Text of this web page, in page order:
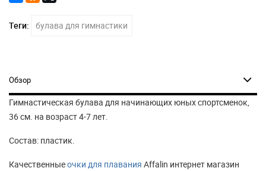
Теги: булава для гимнастики
Обзор
Гимнастическая булава для начинающих юных спортсменок,
36 см. на возраст 4-7 лет.
Состав: пластик.
Качественныеочки для плавания Affalin интернет магазин